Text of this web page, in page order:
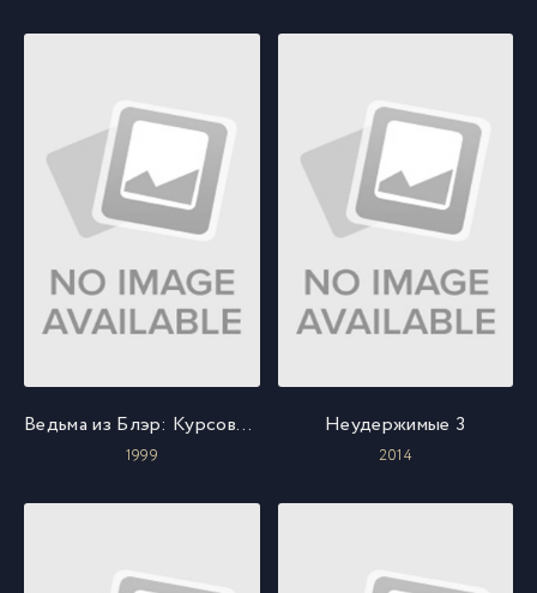
Ведьма из Блэр: Курсовая с того света
1999
Неудержимые 3
2014